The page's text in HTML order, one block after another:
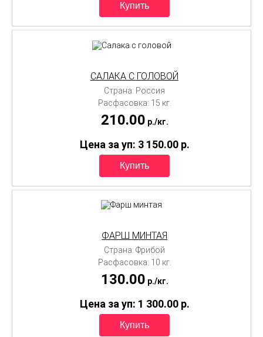
САЛАКА С ГОЛОВОЙ
Страна: Россия
Расфасовка: 15 кг.
210.00 p./кг.
Цена за уп: 3 150.00 p.
ФАРШ МИНТАЯ
Страна: Фрибой
Расфасовка: 10 кг.
130.00 p./кг.
Цена за уп: 1 300.00 p.